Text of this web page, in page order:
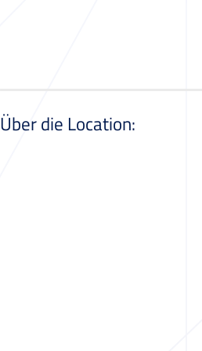
Über die Location: